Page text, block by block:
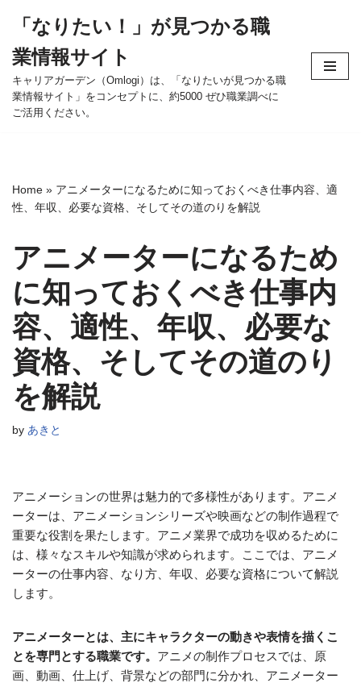
ン
テ
ン
ツ
ッ
プ
「なりたい！」が見つかる職
業情報サイト
キャリアガーデン（Omlogi）は、「なりたいが見つかる職
業情報サイト」をコンセプトに、約5000 ぜひ職業調べに
ご活用ください。
Home » アニメーターになるために知っておくべき仕事内容、適
性、年収、必要な資格、そしてその道のりを解説
アニメーターになるため
に知っておくべき仕事内
容、適性、年収、必要な
資格、そしてその道のり
を解説
by あきと
アニメーションの世界は魅力的で多様性があります。アニメ
ーターは、アニメーションシリーズや映画などの制作過程で
重要な役割を果たします。アニメ業界で成功を収めるために
は、様々なスキルや知識が求められます。ここでは、アニメ
ーターの仕事内容、なり方、年収、必要な資格について解説
します。
アニメーターとは、主にキャラクターの動きや表情を描くこ
とを専門とする職業です。 アニメの制作プロセスでは、原
画、動画、仕上げ、背景などの部門に分かれ、アニメーター